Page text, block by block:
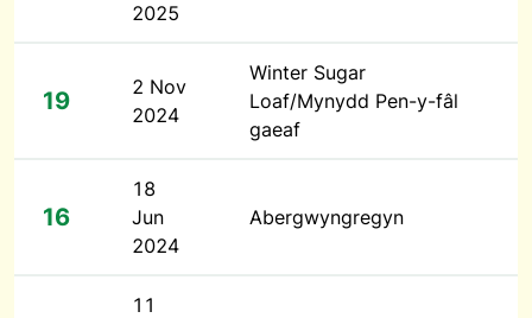
2025
19
2 Nov
2024
Winter Sugar
Loaf/Mynydd Pen-y-fâl
gaeaf
16
18
Jun
2024
Abergwyngregyn
11